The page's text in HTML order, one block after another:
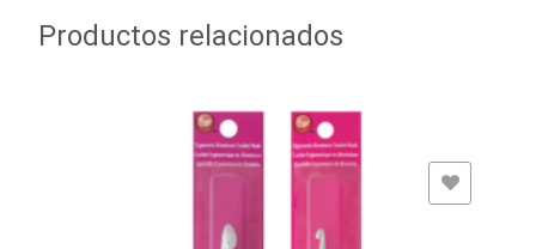
Productos relacionados
ADD TO WISHLIST